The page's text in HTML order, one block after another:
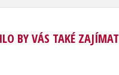
BY VÁS TAKÉ ZAJÍMAT